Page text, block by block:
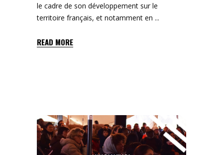
le cadre de son développement sur le
territoire français, et notamment en
READ MORE